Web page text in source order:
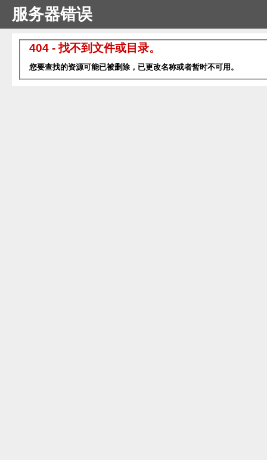
服务器错误
404 - 找不到文件或目录。
您要查找的资源可能已被删除，已更改名称或者暂时不可用。